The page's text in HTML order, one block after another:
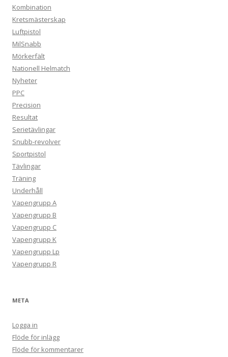
Kombination
Kretsmästerskap
Luftpistol
MilSnabb
Mörkerfält
Nationell Helmatch
Nyheter
PPC
Precision
Resultat
Serietävlingar
Snubb-revolver
Sportpistol
Tävlingar
Träning
Underhåll
Vapengrupp A
Vapengrupp B
Vapengrupp C
Vapengrupp K
Vapengrupp Lp
Vapengrupp R
META
Logga in
Flöde för inlägg
Flöde för kommentarer